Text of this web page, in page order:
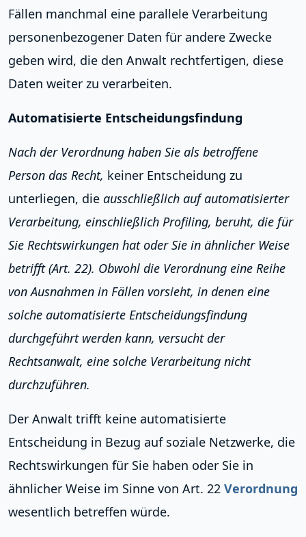
Fällen manchmal eine parallele Verarbeitung
personenbezogener Daten für andere Zwecke
geben wird, die den Anwalt rechtfertigen, diese
Daten weiter zu verarbeiten.
Automatisierte Entscheidungsfindung
Nach der Verordnung haben Sie als betroffene
Person das Recht, keiner Entscheidung zu
unterliegen, die ausschließlich auf automatisierter
Verarbeitung, einschließlich Profiling, beruht, die für
Sie Rechtswirkungen hat oder Sie in ähnlicher Weise
betrifft (Art. 22). Obwohl die Verordnung eine Reihe
von Ausnahmen in Fällen vorsieht, in denen eine
solche automatisierte Entscheidungsfindung
durchgeführt werden kann, versucht der
Rechtsanwalt, eine solche Verarbeitung nicht
durchzuführen.
Der Anwalt trifft keine automatisierte
Entscheidung in Bezug auf soziale Netzwerke, die
Rechtswirkungen für Sie haben oder Sie in
ähnlicher Weise im Sinne von Art. 22 Verordnung
wesentlich betreffen würde.